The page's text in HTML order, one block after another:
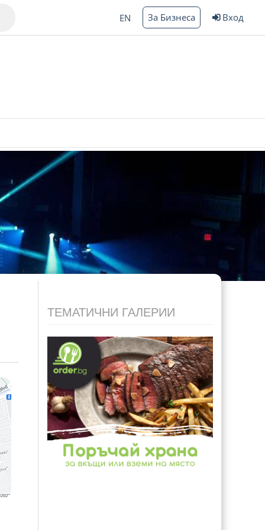
EN За Бизнеса Вход
ТЕМАТИЧНИ ГАЛЕРИИ